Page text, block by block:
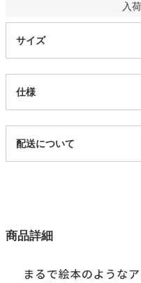
タワー
入
サイズ
仕様
222571
2色
生地巾
配送について
商品詳細